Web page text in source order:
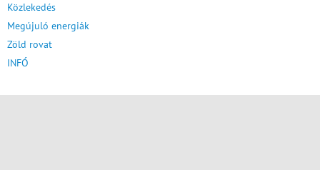
Közlekedés
Megújuló energiák
Zöld rovat
INFÓ